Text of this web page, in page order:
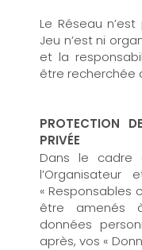
Le Réseau
Jeu n’est ni
et la
être recherchée
PROTECTION
PRIVÉE
Dans le cadre
« Responsables
être amenés
données
après, vos «